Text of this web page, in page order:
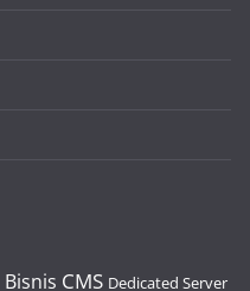
Bisnis CMS Dedicated Server